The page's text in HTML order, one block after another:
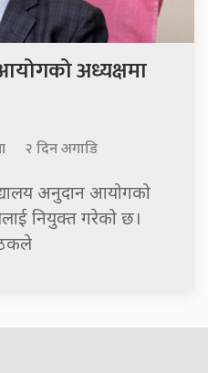
अध्यक्षमा
२ दिन अगाडि
अनुदान आयोगको
नियुक्त गरेको छ।